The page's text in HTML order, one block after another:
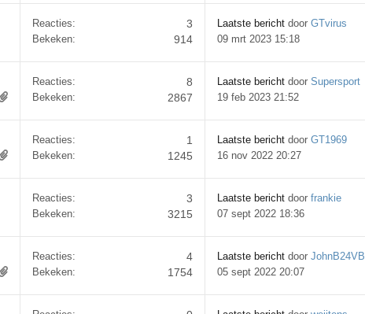
Reacties: 3
Bekeken: 914
Laatste bericht door GTvirus
09 mrt 2023 15:18
Reacties: 8
Bekeken: 2867
Laatste bericht door Supersport
19 feb 2023 21:52
Reacties: 1
Bekeken: 1245
Laatste bericht door GT1969
16 nov 2022 20:27
Reacties: 3
Bekeken: 3215
Laatste bericht door frankie
07 sept 2022 18:36
Reacties: 4
Bekeken: 1754
Laatste bericht door JohnB24VB
05 sept 2022 20:07